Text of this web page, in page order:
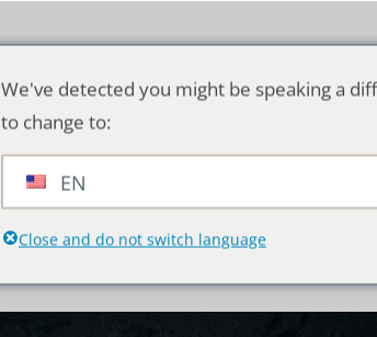
DEUTSCHLAND & WELT
We've detected you might be speaking a
to change to:
EN
Close and do not switch language